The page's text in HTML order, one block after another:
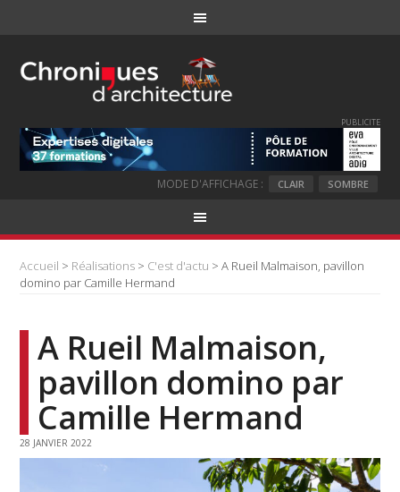
PUBLICITE
MODE D'AFFICHAGE : CLAIR SOMBRE
Accueil > Réalisations > C'est d'actu > A Rueil Malmaison, pavillon
domino par Camille Hermand
A Rueil Malmaison,
pavillon domino par
Camille Hermand
28 JANVIER 2022